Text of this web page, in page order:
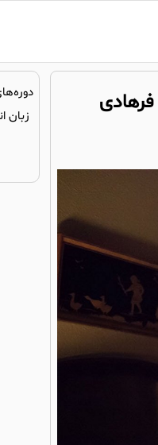
فرهادی
زبان